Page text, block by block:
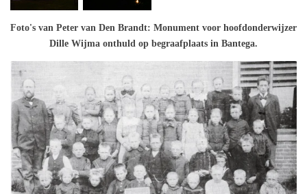
Foto's van Peter van Den Brandt: Monument voor hoofdonderwijzer
Dille Wijma onthuld op begraafplaats in Bantega.